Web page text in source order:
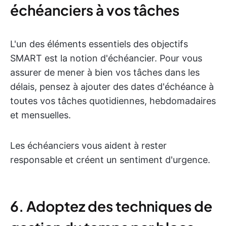
échéanciers à vos tâches
L'un des éléments essentiels des objectifs
SMART est la notion d'échéancier. Pour vous
assurer de mener à bien vos tâches dans les
délais, pensez à ajouter des dates d'échéance à
toutes vos tâches quotidiennes, hebdomadaires
et mensuelles.
Les échéanciers vous aident à rester
responsable et créent un sentiment d'urgence.
6. Adoptez des techniques de